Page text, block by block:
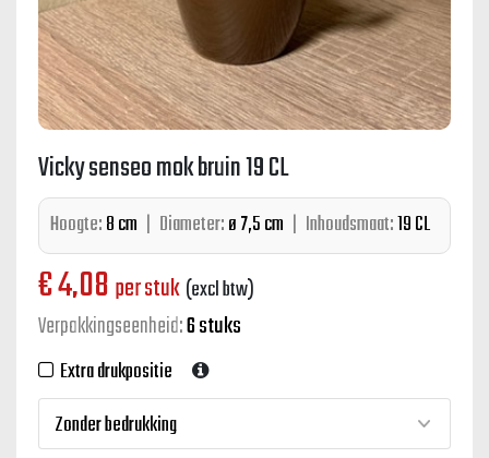
Vicky senseo mok bruin 19 CL
Hoogte:8 cm | Diameter:ø 7,5 cm | Inhoudsmaat:19 CL
€4,08 per stuk (excl btw)
Verpakkingseenheid:6 stuks
Extra drukpositie